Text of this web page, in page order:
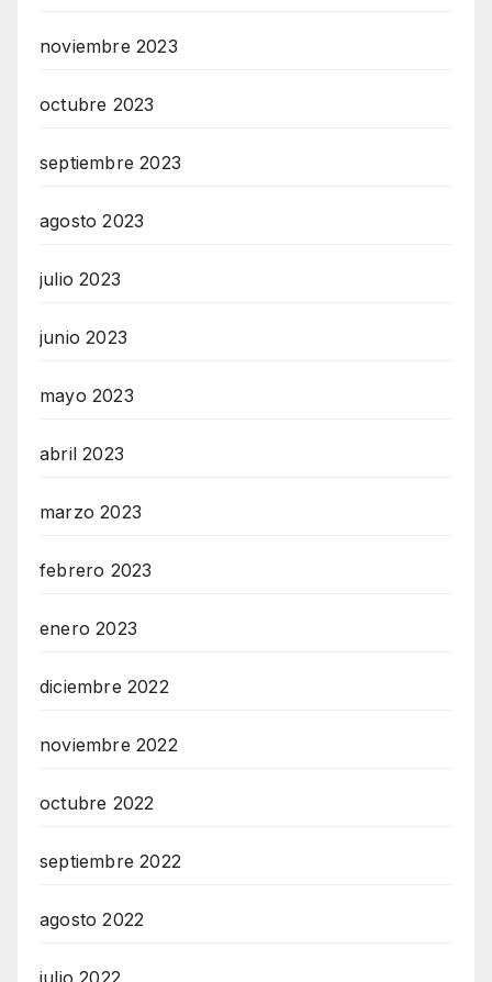
noviembre 2023
octubre 2023
septiembre 2023
agosto 2023
julio 2023
junio 2023
mayo 2023
abril 2023
marzo 2023
febrero 2023
enero 2023
diciembre 2022
noviembre 2022
octubre 2022
septiembre 2022
agosto 2022
julio 2022